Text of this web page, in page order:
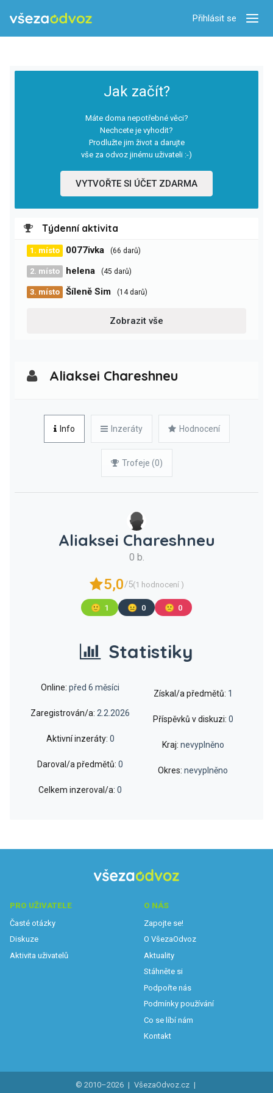
Přihlásit se
Jak začít?
Máte doma nepotřebné věci?
Nechcete je vyhodit?
Prodlužte jim život a darujte
vše za odvoz jinému uživateli :-)
VYTVOŘTE SI ÚČET ZDARMA
Týdenní aktivita
1. místo 0077ivka (66 darů)
2. místo helena (45 darů)
3. místo Šíleně Sim (14 darů)
Zobrazit vše
Aliaksei Chareshneu
Info Inzeráty Hodnocení
Trofeje (0)
Aliaksei Chareshneu
0 b.
5,0/5(1 hodnocení )
🙂 1 😐 0 🙁 0
Statistiky
Online: před 6 měsíci
Zaregistrován/a: 2.2.2026
Aktivní inzeráty: 0
Daroval/a předmětů: 0
Celkem inzeroval/a: 0
Získal/a předmětů: 1
Příspěvků v diskuzi: 0
Kraj: nevyplněno
Okres: nevyplněno
PRO UŽIVATELE
Časté otázky
Diskuze
Aktivita uživatelů
O NÁS
Zapojte se!
O VšezaOdvoz
Aktuality
Stáhněte si
Podpořte nás
Podmínky používání
Co se líbí nám
Kontakt
© 2010–2026 | VšezaOdvoz.cz |